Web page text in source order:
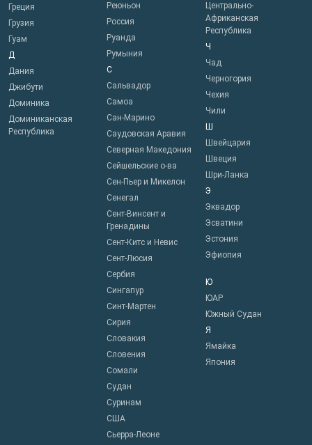
Греция
Грузия
Гуам
Д
Дания
Джибути
Доминика
Доминиканская
Республика
Реюньон
Россия
Руанда
Румыния
С
Сальвадор
Самоа
Сан-Марино
Саудовская Аравия
Северная Македония
Сейшельские о-ва
Сен-Пьер и Микелон
Сенегал
Сент-Винсент и
Гренадины
Сент-Китс и Невис
Сент-Люсия
Сербия
Сингапур
Синт-Мартен
Сирия
Словакия
Словения
Сомали
Судан
Суринам
США
Сьерра-Леоне
Центрально-
Африканская
Республика
Ч
Чад
Черногория
Чехия
Чили
Ш
Швейцария
Швеция
Шри-Ланка
Э
Эквадор
Эсватини
Эстония
Эфиопия
Ю
ЮАР
Южный Судан
Я
Ямайка
Япония